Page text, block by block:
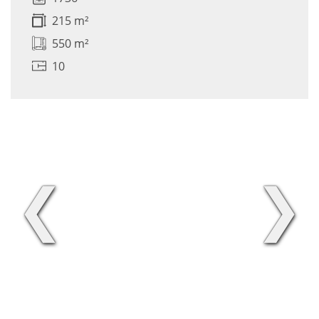
215 m²
550 m²
10
❮ ❯